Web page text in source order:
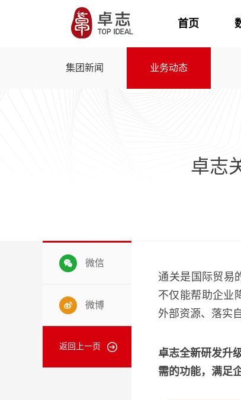
首页
集团新闻 业务动态
卓志
微信
微博
返回上一页
通关是国际贸易
不仅能帮助企业
外部资源、落实
卓志全新研发升
需的功能，满足